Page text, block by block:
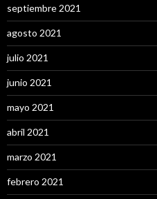
septiembre 2021
agosto 2021
julio 2021
junio 2021
mayo 2021
abril 2021
marzo 2021
febrero 2021